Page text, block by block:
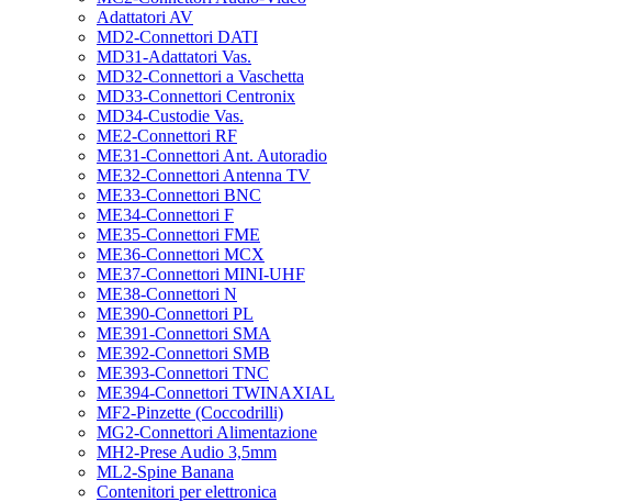
Adattatori AV
MD2-Connettori DATI
MD31-Adattatori Vas.
MD32-Connettori a Vaschetta
MD33-Connettori Centronix
MD34-Custodie Vas.
ME2-Connettori RF
ME31-Connettori Ant. Autoradio
ME32-Connettori Antenna TV
ME33-Connettori BNC
ME34-Connettori F
ME35-Connettori FME
ME36-Connettori MCX
ME37-Connettori MINI-UHF
ME38-Connettori N
ME390-Connettori PL
ME391-Connettori SMA
ME392-Connettori SMB
ME393-Connettori TNC
ME394-Connettori TWINAXIAL
MF2-Pinzette (Coccodrilli)
MG2-Connettori Alimentazione
MH2-Prese Audio 3,5mm
ML2-Spine Banana
Contenitori per elettronica